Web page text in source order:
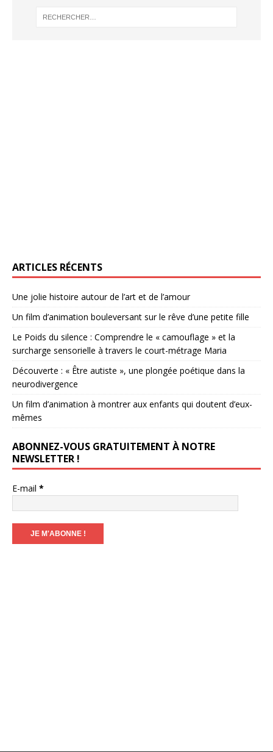
ARTICLES RÉCENTS
Une jolie histoire autour de l’art et de l’amour
Un film d’animation bouleversant sur le rêve d’une petite fille
Le Poids du silence : Comprendre le « camouflage » et la
surcharge sensorielle à travers le court-métrage Maria
Découverte : « Être autiste », une plongée poétique dans la
neurodivergence
Un film d’animation à montrer aux enfants qui doutent d’eux-
mêmes
ABONNEZ-VOUS GRATUITEMENT À NOTRE
NEWSLETTER !
E-mail *